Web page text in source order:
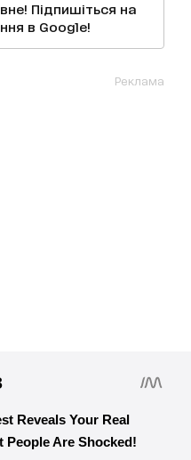
Підпишіться на
в Google!
Реклама